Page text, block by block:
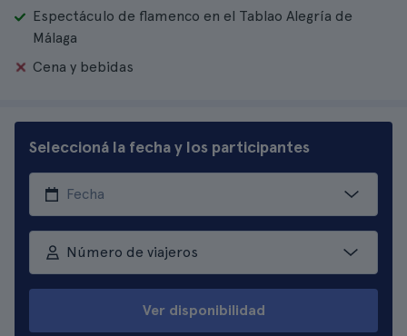
Espectáculo de flamenco en el Tablao Alegría de
Málaga
Cena y bebidas
Seleccioná la fecha y los participantes
Número de viajeros
Ver disponibilidad